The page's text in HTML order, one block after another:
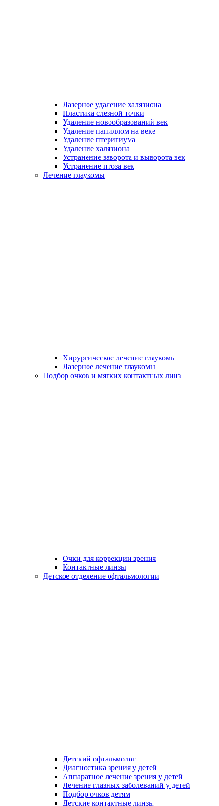
Лазерное удаление халязиона
Пластика слезной точки
Удаление новообразований век
Удаление папиллом на веке
Удаление птеригиума
Удаление халязиона
Устранение заворота и выворота век
Устранение птоза век
Лечение глаукомы
Хирургическое лечение глаукомы
Лазерное лечение глаукомы
Подбор очков и мягких контактных линз
Очки для коррекции зрения
Контактные линзы
Детское отделение офтальмологии
Детский офтальмолог
Диагностика зрения у детей
Аппаратное лечение зрения у детей
Лечение глазных заболеваний у детей
Подбор очков детям
Детские контактные линзы